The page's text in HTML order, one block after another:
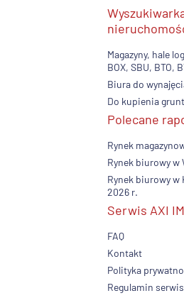
Magazyny, hale
BOX, SBU, BTO,
Biura do
Do kupienia
Polecane
Rynek
Rynek biurowy w
Rynek biurowy
2026 r.
Serwis AXI
FAQ
Kontakt
Polityka
Regulamin